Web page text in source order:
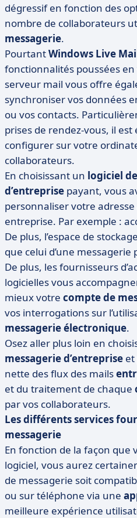
dégressif en fonction des
nombre de collaborateurs
messagerie.
PourtantWindows Live
fonctionnalités poussées
serveur mail vous offre
synchroniser vos données
ou vos contacts.
prises de rendez-vous, il
configurer sur votre
collaborateurs.
En choisissant un logiciel
d’entreprise payant, vous
personnaliser votre
entreprise. Par exemple :
De plus, l’espace de
que celui d’une
De plus, les fournisseurs
logicielles vous
mieux votre compte de
vos interrogations sur
messagerie électronique.
Osez aller plus loin en
messagerie d’entreprise et
nette des flux des mails
et du traitement de chaque
par vos collaborateurs.
Les différents services
messagerie
En fonction de la façon que
logiciel, vous aurez
de messagerie soit
ou sur téléphone via une
meilleure expérience